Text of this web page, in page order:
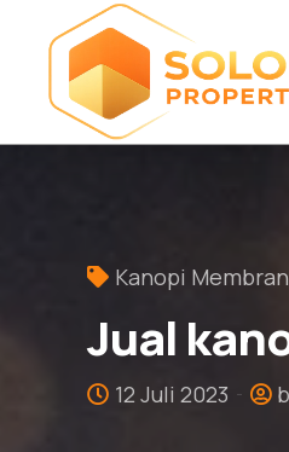
Kanopi Membran
Jual
12 Juli 2023